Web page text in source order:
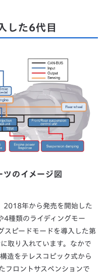
した6代目
のイメージ図
2018年から発売を開始した
4種類のライディングモー
スピードモードを導入した第
取り入れています。なかで
造をテレスコピック式から
フロントサスペンションで